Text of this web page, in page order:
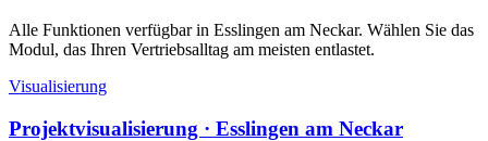
Alle Funktionen verfügbar in Esslingen am Neckar. Wählen Sie das
Modul, das Ihren Vertriebsalltag am meisten entlastet.
Visualisierung
Projektvisualisierung · Esslingen am Neckar